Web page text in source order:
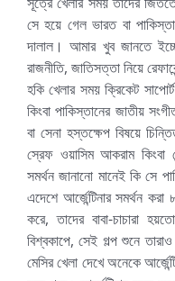
সে হয়ে গেল ভারত বা
দালাল। আমার খুব জানতে
রাজনীতি, জাতিসত্তা নিয়ে
হকি খেলার সময় ক্রিকেট
কিংবা পাকিস্তানের জাতীয়
বা সেনা হস্তক্ষেপ বিষয়ে
স্রেফ ওয়াসিম আকরাম কিংবা
সমর্থন জানানো মানেই কি সে
এদেশে আর্জেন্টিনার সমর্থন
করে, তাদের বাবা-চাচারা
বিশ্বকাপে, সেই গল্প শুনে
মেসির খেলা দেখে অনেকে